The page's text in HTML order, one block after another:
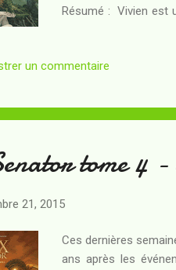
Résumé : Vivien est
ensuite au coeur
néanmoins elle-
il doit s'intr...
un commentaire
tome 4 -
21, 2015
Ces dernières
ans après les